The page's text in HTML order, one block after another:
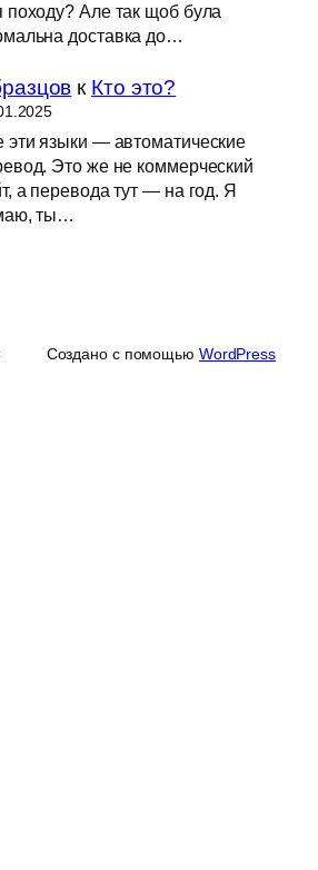
походу? Але так щоб була
доставка до…
к Кто это?
эти языки — автоматические
Это же не коммерческий
а перевода тут — на год. Я
ты…
Создано с помощью WordPress